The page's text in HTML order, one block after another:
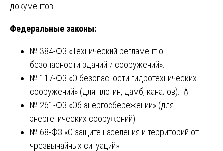
документов.
Федеральные законы:
№ 384-ФЗ «Технический регламент о
безопасности зданий и сооружений».
№ 117-ФЗ «О безопасности гидротехнических
сооружений» (для плотин, дамб, каналов). 💧
№ 261-ФЗ «Об энергосбережении» (для
энергетических сооружений).
№ 68-ФЗ «О защите населения и территорий от
чрезвычайных ситуаций».